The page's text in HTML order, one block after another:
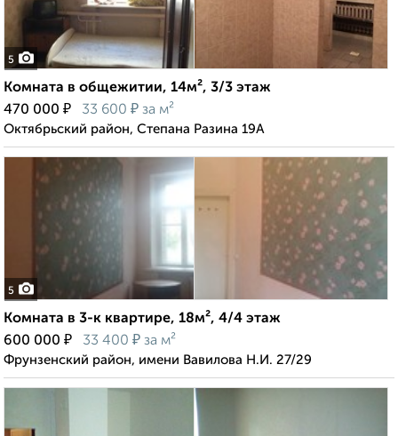
5
Комната в общежитии, 14м², 3/3 этаж
470 000 ₽ 33 600 ₽ за м²
Октябрьский район, Степана Разина 19А
5
Комната в 3-к квартире, 18м², 4/4 этаж
600 000 ₽ 33 400 ₽ за м²
Фрунзенский район, имени Вавилова Н.И. 27/29